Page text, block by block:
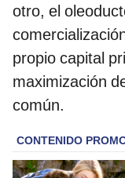
otro, el
propio capital
maximización
común.